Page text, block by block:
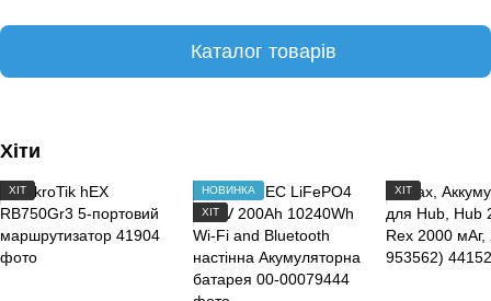
Каталог товарів
Хіти
ХІТ
НОВИНКА
ХІТ
ХІТ